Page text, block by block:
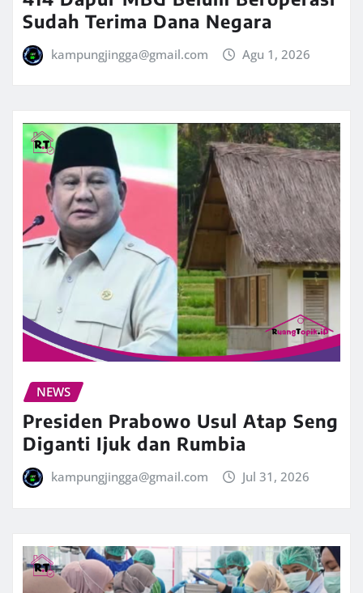
Sudah Terima Dana Negara
kampungjingga@gmail.com Agu 1, 2026
NEWS
Presiden Prabowo Usul Atap Seng
Diganti Ijuk dan Rumbia
kampungjingga@gmail.com Jul 31, 2026